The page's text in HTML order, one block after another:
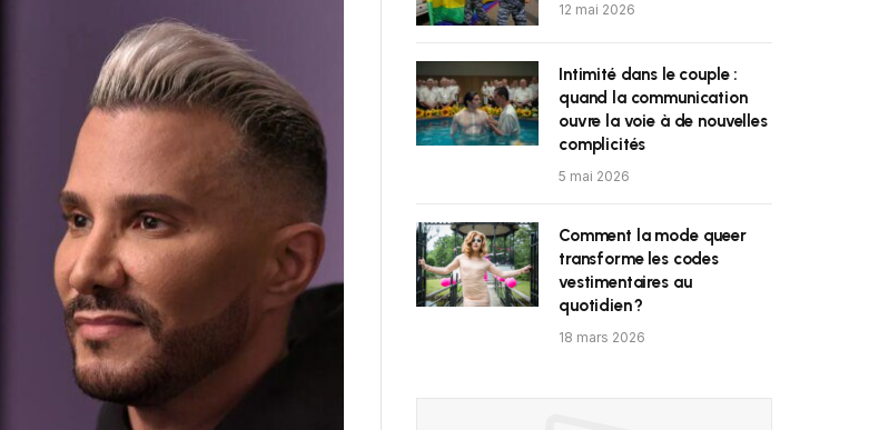
12 mai 2026
Intimité dans le couple :
quand la communication
ouvre la voie à de nouvelles
complicités
5 mai 2026
Comment la mode queer
transforme les codes
vestimentaires au
quotidien ?
18 mars 2026